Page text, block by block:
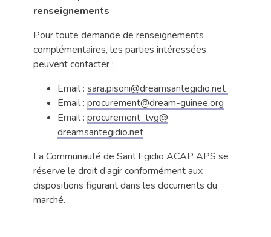
renseignements
Pour toute demande de renseignements
complémentaires, les parties intéressées
peuvent contacter :
Email : sara.pisoni@dreamsantegidio.net
Email : procurement@dream-guinee.org
Email : procurement_tvg@
dreamsantegidio.net
La Communauté de Sant’Egidio ACAP APS se
réserve le droit d’agir conformément aux
dispositions figurant dans les documents du
marché.